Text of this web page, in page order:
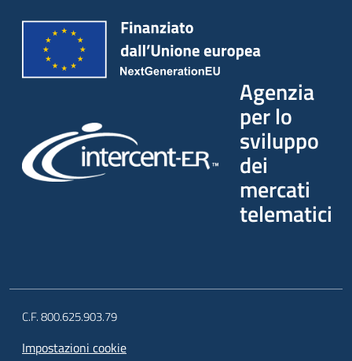
Agenzia
per lo
sviluppo
dei
mercati
telematici
C.F. 800.625.903.79
Impostazioni cookie